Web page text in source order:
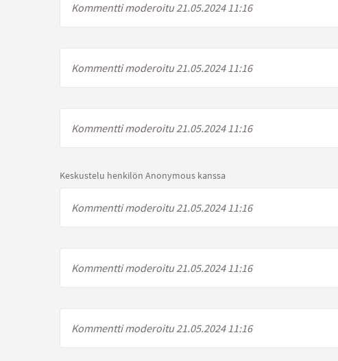
Kommentti moderoitu 21.05.2024 11:16
Kommentti moderoitu 21.05.2024 11:16
Kommentti moderoitu 21.05.2024 11:16
Keskustelu henkilön Anonymous kanssa
Kommentti moderoitu 21.05.2024 11:16
Kommentti moderoitu 21.05.2024 11:16
Kommentti moderoitu 21.05.2024 11:16